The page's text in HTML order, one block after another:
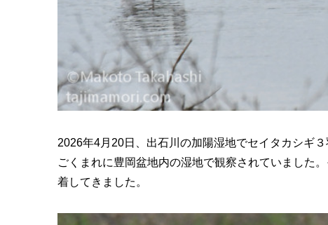
2026年4月20日、出石川の加陽湿地でセイタカシギ
ごくまれに豊岡盆地内の湿地で観察されていました
着してきました。